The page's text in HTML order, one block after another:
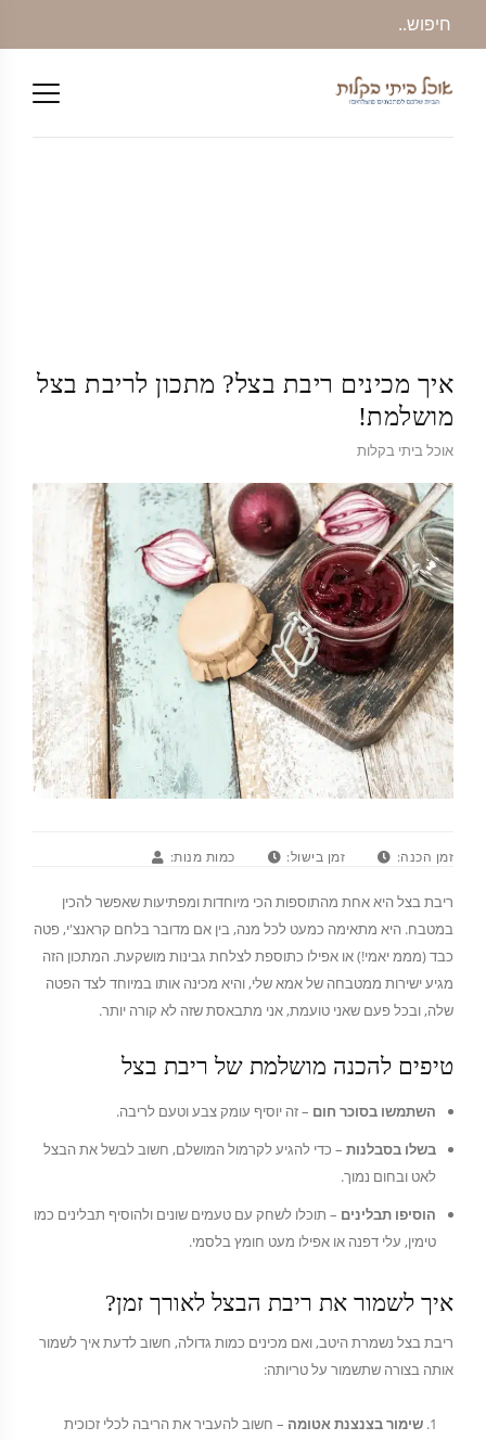
איך מכינים ריבת בצל? מתכון לריבת בצל
מושלמת!
אוכל ביתי בקלות
זמן הכנה: זמן בישול: כמות מנות:
ריבת בצל היא אחת מהתוספות הכי מיוחדות ומפתיעות שאפשר להכין
במטבח. היא מתאימה כמעט לכל מנה, בין אם מדובר בלחם קראנצ'י, פטה
כבד (מממ יאמי!) או אפילו כתוספת לצלחת גבינות מושקעת. המתכון הזה
מגיע ישירות ממטבחה של אמא שלי, והיא מכינה אותו במיוחד לצד הפטה
שלה, ובכל פעם שאני טועמת, אני מתבאסת שזה לא קורה יותר.
טיפים להכנה מושלמת של ריבת בצל
השתמשו בסוכר חום – זה יוסיף עומק צבע וטעם לריבה.
בשלו בסבלנות – כדי להגיע לקרמול המושלם, חשוב לבשל את הבצל
לאט ובחום נמוך.
הוסיפו תבלינים – תוכלו לשחק עם טעמים שונים ולהוסיף תבלינים כמו
טימין, עלי דפנה או אפילו מעט חומץ בלסמי.
איך לשמור את ריבת הבצל לאורך זמן?
ריבת בצל נשמרת היטב, ואם מכינים כמות גדולה, חשוב לדעת איך לשמור
אותה בצורה שתשמור על טריותה:
שימור בצנצנת אטומה – חשוב להעביר את הריבה לכלי זכוכית